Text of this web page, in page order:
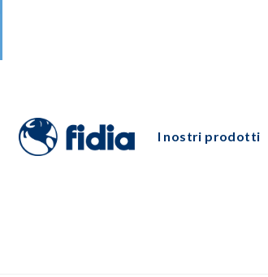
I nostri prodotti